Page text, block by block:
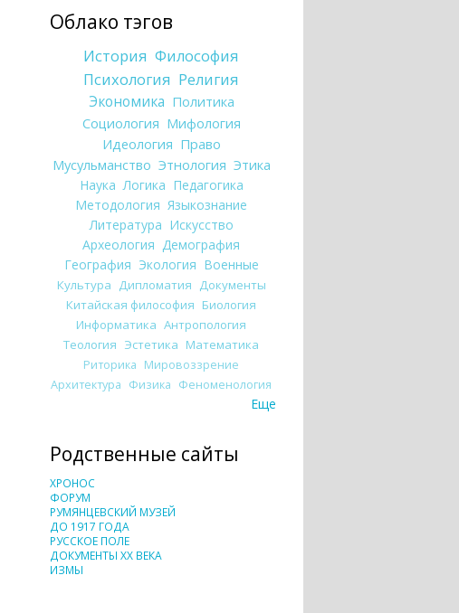
Облако тэгов
История Философия
Психология Религия
Экономика Политика
Социология Мифология
Идеология Право
Мусульманство Этнология Этика
Наука Логика Педагогика
Методология Языкознание
Литература Искусство
Археология Демография
География Экология Военные
Культура Дипломатия Документы
Китайская философия Биология
Информатика Антропология
Теология Эстетика Математика
Риторика Мировоззрение
Архитектура Физика Феноменология
Еще
Родственные сайты
ХРОНОС
ФОРУМ
РУМЯНЦЕВСКИЙ МУЗЕЙ
ДО 1917 ГОДА
РУССКОЕ ПОЛЕ
ДОКУМЕНТЫ XX ВЕКА
ИЗМЫ